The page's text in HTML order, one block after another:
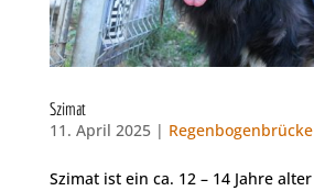
Szimat
11. April 2025 | Regenbogenbrücke
Szimat ist ein ca. 12 – 14 Jahre